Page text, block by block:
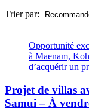
Trier par:
Opportunité
à Maenam,
d’acquérir un
Projet de villas
Samui – À